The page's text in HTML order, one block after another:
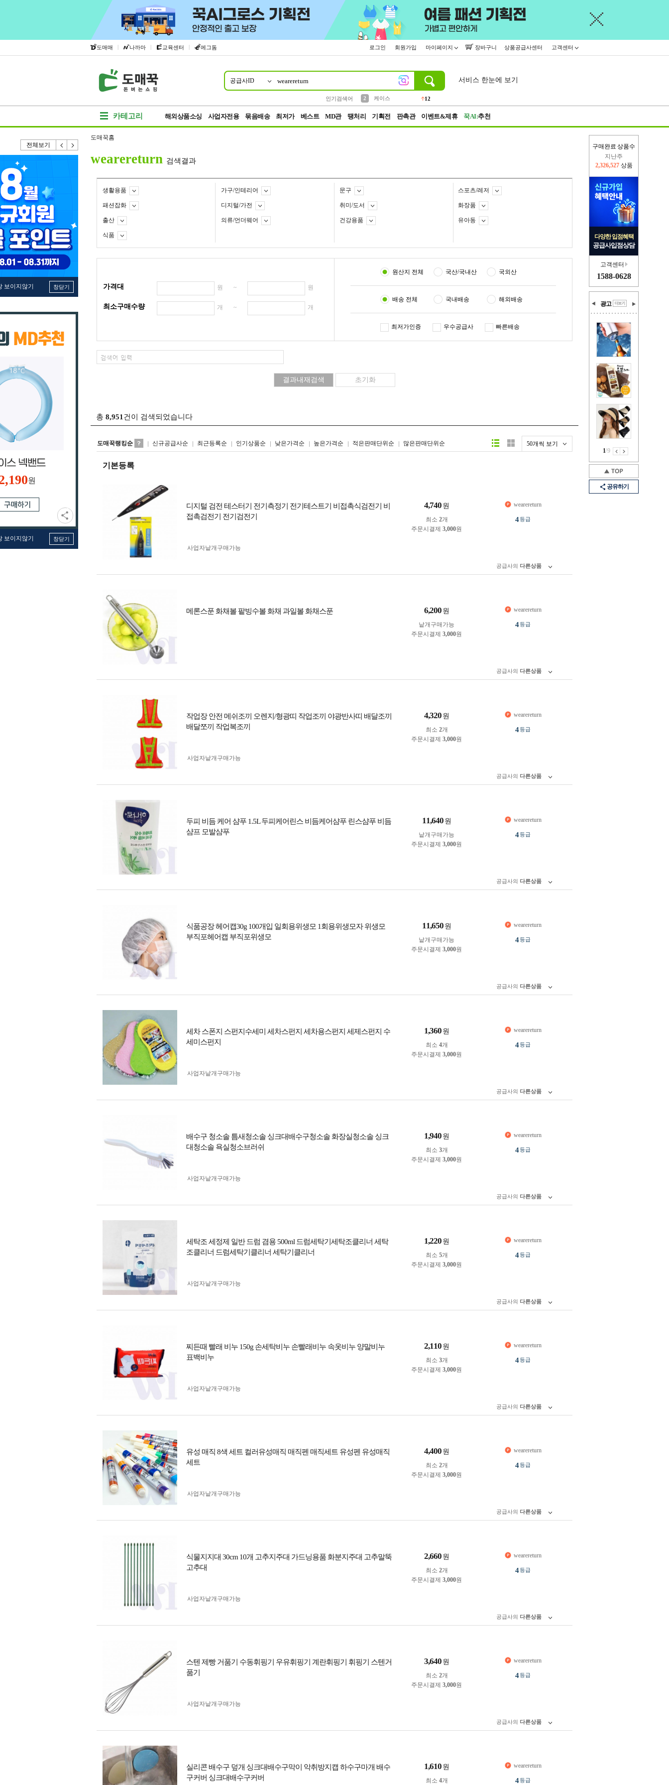
도매매 | 나까마 | 교육센터 | 에그돔 로그인 회원가입 마이페이지 장바구니 상품공급사센터 고객센터
공급사ID
인기검색어
2
케이스
12
서비스 한눈에 보기
카테고리 해외상품소싱 사업자전용 묶음배송 최저가 베스트 MD관 땡처리 기획전 판촉관 이벤트&제휴 꾹AI:추천
전체보기
보이지않기 창닫기
원
보이지않기 창닫기
구매완료 상품수
이번주
2,271,521 상품
다양한 입점혜택
공급사입점상담
고객센터
1588-0628
광고
1/9
공유하기
도매꾹홈
wearereturn 검색결과
생활용품 가구/인테리어 문구 스포츠/레저
패션잡화 디지털/가전 취미/도서 화장품
출산 의류/언더웨어 건강용품 유아동
식품
가격대 원 ~ 원
최소구매수량 개 ~ 개
원산지 전체 국산/국내산 국외산
배송 전체 국내배송 해외배송
최저가인증 우수공급사 빠른배송
총 8,951 건이 검색되었습니다
도매꾹랭킹순 신규공급사순 최근등록순 인기상품순 낮은가격순 높은가격순 적은판매단위순 많은판매단위순 50개씩 보기
리스트형갤러리형
기본등록
디지털 검전 테스터기 전기측정기 전기테스트기 비접촉식검전기 비
접촉검전기 전기검전기
4,740 원
최소 2개
주문시결제 3,000원
사업자 낱개구매가능
wearereturn
4등급
공급사의 다른상품
메론스푼 화채볼 팥빙수볼 화채 과일볼 화채스푼 6,200 원
낱개구매가능
주문시결제 3,000원
wearereturn
4등급
공급사의 다른상품
작업장 안전 메쉬조끼 오렌지/형광띠 작업조끼 야광반사띠 배달조끼
배달쪼끼 작업복조끼
4,320 원
최소 2개
주문시결제 3,000원
사업자 낱개구매가능
wearereturn
4등급
공급사의 다른상품
두피 비듬 케어 샴푸 1.5L 두피케어린스 비듬케어샴푸 린스샴푸 비듬
샴프 모발샴푸
11,640 원
낱개구매가능
주문시결제 3,000원
wearereturn
4등급
공급사의 다른상품
식품공장 헤어캡30g 100개입 일회용위생모 1회용위생모자 위생모
부직포헤어캡 부직포위생모
11,650 원
낱개구매가능
주문시결제 3,000원
wearereturn
4등급
공급사의 다른상품
세차 스폰지 스펀지수세미 세차스펀지 세차용스펀지 세제스펀지 수
세미스펀지
1,360 원
최소 4개
주문시결제 3,000원
사업자 낱개구매가능
wearereturn
4등급
공급사의 다른상품
배수구 청소솔 틈새청소솔 싱크대배수구청소솔 화장실청소솔 싱크
대청소솔 욕실청소브러쉬
1,940 원
최소 3개
주문시결제 3,000원
사업자 낱개구매가능
wearereturn
4등급
공급사의 다른상품
세탁조 세정제 일반 드럼 겸용 500ml 드럼세탁기세탁조클리너 세탁
조클리너 드럼세탁기클리너 세탁기클리너
1,220 원
최소 5개
주문시결제 3,000원
사업자 낱개구매가능
wearereturn
4등급
공급사의 다른상품
찌든때 빨래 비누 150g 손세탁비누 손빨래비누 속옷비누 양말비누
표백비누
2,110 원
최소 3개
주문시결제 3,000원
사업자 낱개구매가능
wearereturn
4등급
공급사의 다른상품
유성 매직 8색 세트 컬러유성매직 매직펜 매직세트 유성펜 유성매직
세트
4,400 원
최소 2개
주문시결제 3,000원
사업자 낱개구매가능
wearereturn
4등급
공급사의 다른상품
식물지지대 30cm 10개 고추지주대 가드닝용품 화분지주대 고추말뚝
고추대
2,660 원
최소 2개
주문시결제 3,000원
사업자 낱개구매가능
wearereturn
4등급
공급사의 다른상품
스텐 제빵 거품기 수동휘핑기 우유휘핑기 계란휘핑기 휘핑기 스텐거
품기
3,640 원
최소 2개
주문시결제 3,000원
사업자 낱개구매가능
wearereturn
4등급
공급사의 다른상품
실리콘 배수구 덮개 싱크대배수구막이 악취방지캡 하수구마개 배수
구커버 싱크대배수구커버
1,610 원
최소 4개
wearereturn
4등급